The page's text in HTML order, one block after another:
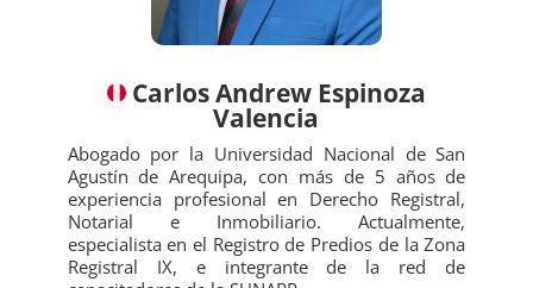
‍‍Carlos Andrew Espinoza
Valencia
Abogado por la Universidad Nacional de San
Agustín de Arequipa, con más de 5 años de
experiencia profesional en Derecho Registral,
Notarial e Inmobiliario. Actualmente,
especialista en el Registro de Predios de la Zona
Registral IX, e integrante de la red de